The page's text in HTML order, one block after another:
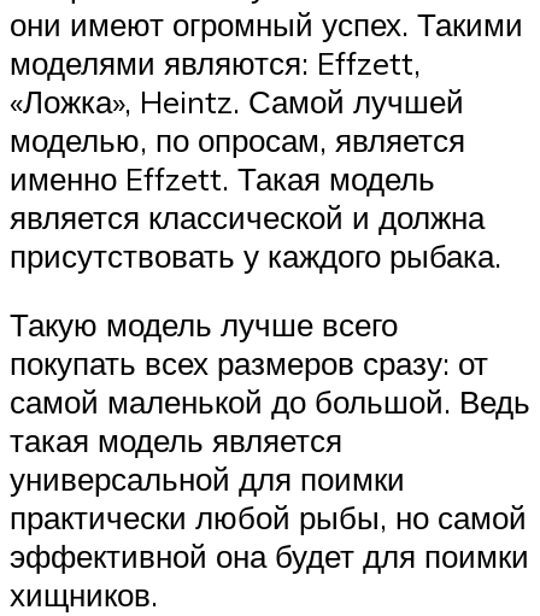
они имеют огромный успех. Такими
моделями являются: Effzett,
«Ложка», Heintz. Самой лучшей
моделью, по опросам, является
именно Effzett. Такая модель
является классической и должна
присутствовать у каждого рыбака.
Такую модель лучше всего
покупать всех размеров сразу: от
самой маленькой до большой. Ведь
такая модель является
универсальной для поимки
практически любой рыбы, но самой
эффективной она будет для поимки
хищников.